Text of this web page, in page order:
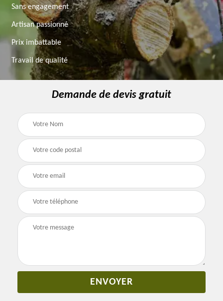
Sans engagement
Artisan passionné
Prix imbattable
Travail de qualité
Demande de devis gratuit